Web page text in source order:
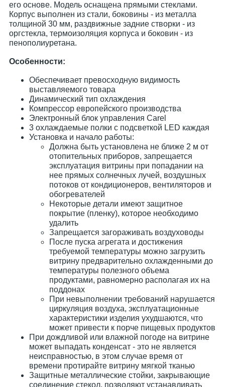
его основе. Модель оснащена прямыми стеклами.
Корпус выполнен из стали, боковины - из металла
толщиной 30 мм, раздвижные задние створки - из
оргстекла, термоизоляция корпуса и боковин - из
пенополиуретана.
Особенности:
Обеспечивает превосходную видимость
выставляемого товара
Динамический тип охлаждения
Компрессор европейского производства
Электронный блок управления Carel
3 охлаждаемые полки с подсветкой LED каждая
Установка и начало работы:
Должна быть установлена не ближе 2 м от
отопительных приборов, запрещается
эксплуатация витрины при попадании на
нее прямых солнечных лучей, воздушных
потоков от кондиционеров, вентиляторов и
обогревателей
Некоторые детали имеют защитное
покрытие (пленку), которое необходимо
удалить
Запрещается загораживать воздуховоды
После пуска агрегата и достижения
требуемой температуры можно загрузить
витрину предварительно охлажденными до
температуры полезного объема
продуктами, равномерно располагая их на
поддонах
При невыполнении требований нарушается
циркуляция воздуха, эксплуатационные
характеристики изделия ухудшаются, что
может привести к порче пищевых продуктов
При дождливой или влажной погоде на витрине
может выпадать конденсат - это не является
неисправностью, в этом случае время от
времени протирайте витрину мягкой тканью
Защитные металлические стойки, закрывающие
соединение стекол, позволяют устанавливать